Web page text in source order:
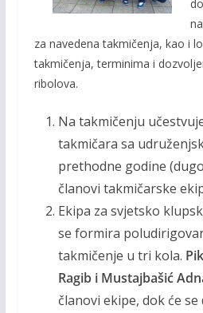
k k
za navedena takmičenja, kao i
takmičenja, terminima i
ribolova.
Na takmičenju
takmičara sa
prethodne godine
članovi takmičarske
Ekipa za svjetsko
se formira
takmičenje u tri kola.
Ragib i Mustajbašić
članovi ekipe, dok će